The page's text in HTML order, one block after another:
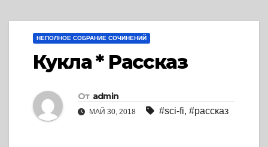
НЕПОЛНОЕ СОБРАНИЕ СОЧИНЕНИЙ
Кукла * Рассказ
От admin
МАЙ 30, 2018 #sci-fi, #рассказ